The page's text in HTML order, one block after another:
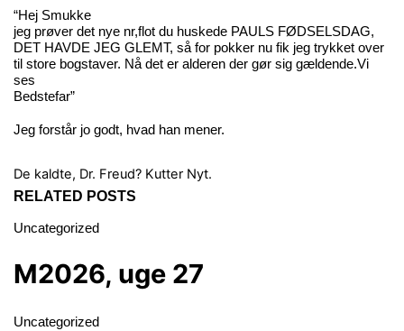
“Hej Smukke
jeg prøver det nye nr,flot du huskede PAULS FØDSELSDAG,
DET HAVDE JEG GLEMT, så for pokker nu fik jeg trykket over
til store bogstaver. Nå det er alderen der gør sig gældende.Vi
ses
Bedstefar”
Jeg forstår jo godt, hvad han mener.
De kaldte, Dr. Freud?Kutter Nyt.
RELATED POSTS
Uncategorized
M2026, uge 27
Uncategorized